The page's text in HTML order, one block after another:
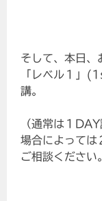
そして、本日、
「レベル１」
講。
（通常は１DAY
場合によっては
ご相談ください